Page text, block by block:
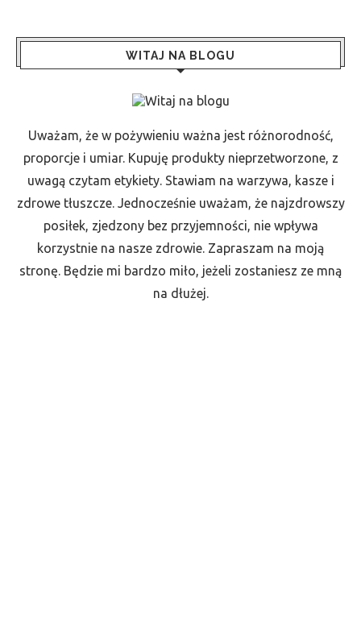
WITAJ NA BLOGU
Uważam, że w pożywieniu ważna jest różnorodność,
proporcje i umiar. Kupuję produkty nieprzetworzone, z
uwagą czytam etykiety. Stawiam na warzywa, kasze i
zdrowe tłuszcze. Jednocześnie uważam, że najzdrowszy
posiłek, zjedzony bez przyjemności, nie wpływa
korzystnie na nasze zdrowie. Zapraszam na moją
stronę. Będzie mi bardzo miło, jeżeli zostaniesz ze mną
na dłużej.